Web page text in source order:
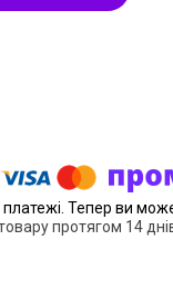
платежі. Тепер ви
протягом 14